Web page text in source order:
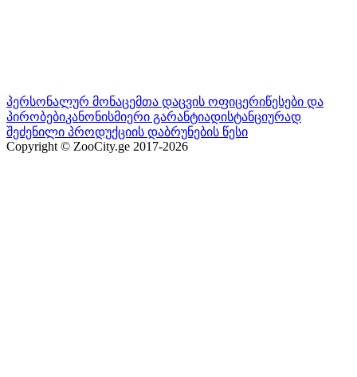
პერსონალურ მონაცემთა დაცვის ოფიცერიწესები და
პირობებიკანონისმიერი გარანტიადისტანციურად
შეძენილი პროდუქციის დაბრუნების წესი
Copyright © ZooCity.ge 2017-2026